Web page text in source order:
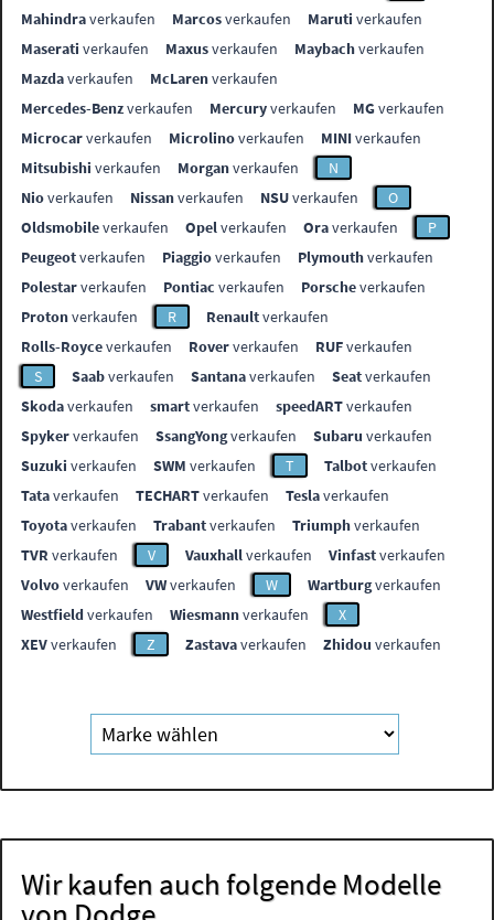
Mahindraverkaufen Marcosverkaufen Maruti verkaufen
Maserati verkaufen Maxusverkaufen Maybachverkaufen
Mazdaverkaufen McLarenverkaufen
Mercedes-Benzverkaufen Mercuryverkaufen MGverkaufen
Microcarverkaufen Microlinoverkaufen MINIverkaufen
Mitsubishi verkaufen Morganverkaufen
N
Nioverkaufen Nissanverkaufen NSUverkaufen
O
Oldsmobileverkaufen Opelverkaufen Oraverkaufen
P
Peugeotverkaufen Piaggioverkaufen Plymouthverkaufen
Polestarverkaufen Pontiac verkaufen Porscheverkaufen
Protonverkaufen R Renaultverkaufen
Rolls-Royceverkaufen Roververkaufen RUFverkaufen
S
Saabverkaufen Santanaverkaufen Seatverkaufen
Skodaverkaufen smartverkaufen speedARTverkaufen
Spykerverkaufen SsangYongverkaufen Subaru verkaufen
Suzuki verkaufen SWM verkaufen T Talbotverkaufen
Tataverkaufen TECHARTverkaufen Teslaverkaufen
Toyotaverkaufen Trabantverkaufen Triumphverkaufen
TVR verkaufen V Vauxhallverkaufen Vinfastverkaufen
Volvoverkaufen VWverkaufen W Wartburgverkaufen
Westfieldverkaufen Wiesmannverkaufen
X
XEVverkaufen Z Zastavaverkaufen Zhidou verkaufen
Wir kaufen auch folgende Modelle